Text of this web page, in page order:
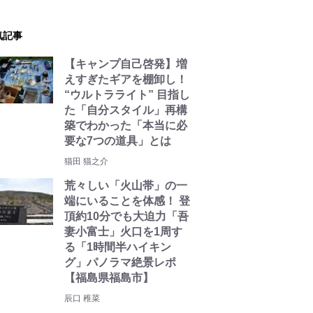
記事
【キャンプ自己啓発】増
えすぎたギアを棚卸し！
“ウルトラライト” 目指し
た「自分スタイル」再構
築でわかった「本当に必
要な7つの道具」とは
猫田 猫之介
荒々しい「火山帯」の一
端にいることを体感！ 登
頂約10分でも大迫力「吾
妻小富士」火口を1周す
る「1時間半ハイキン
グ」パノラマ絶景レポ
【福島県福島市】
辰口 稚菜